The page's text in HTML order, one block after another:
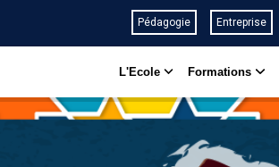
Pédagogie Entreprise
NAVIGATION
L'Ecole Formations